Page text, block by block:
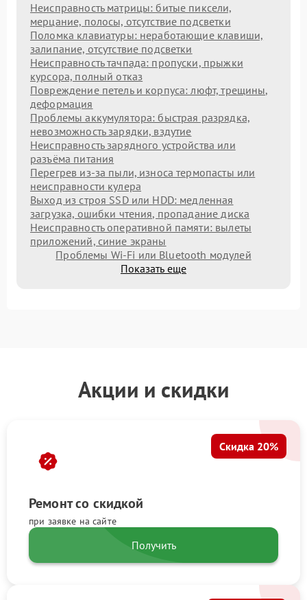
Неисправность матрицы: битые пиксели,
мерцание, полосы, отсутствие подсветки
Поломка клавиатуры: неработающие клавиши,
залипание, отсутствие подсветки
Неисправность тачпада: пропуски, прыжки
курсора, полный отказ
Повреждение петель и корпуса: люфт, трещины,
деформация
Проблемы аккумулятора: быстрая разрядка,
невозможность зарядки, вздутие
Неисправность зарядного устройства или
разъёма питания
Перегрев из‑за пыли, износа термопасты или
неисправности кулера
Выход из строя SSD или HDD: медленная
загрузка, ошибки чтения, пропадание диска
Неисправность оперативной памяти: вылеты
приложений, синие экраны
Проблемы Wi‑Fi или Bluetooth модулей
Показать еще
Акции и скидки
Ремонт со скидкой
при заявке на сайте
Скидка 20%
Получить